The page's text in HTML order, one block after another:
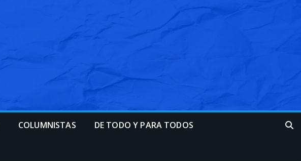
COLUMNISTAS DE TODO Y PARA TODOS